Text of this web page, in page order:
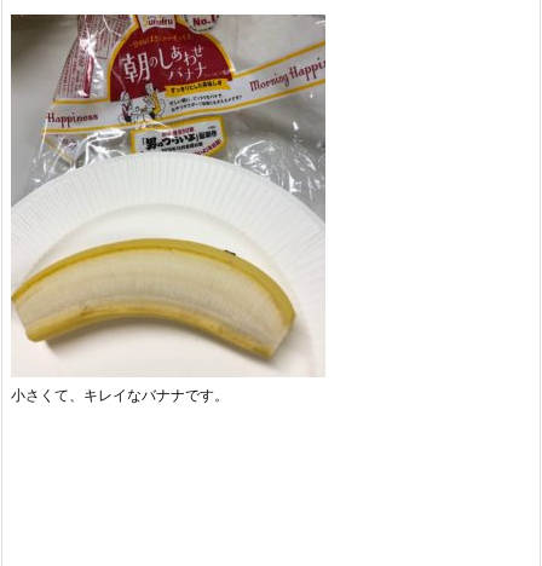
小さくて、キレイなバナナです。